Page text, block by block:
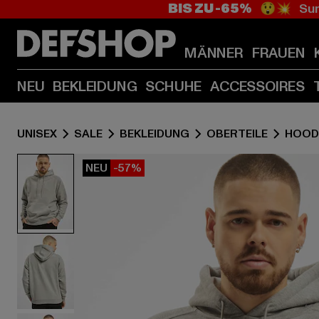
BIS ZU -65% 😲💥
MÄNNER FRAUEN
NEU BEKLEIDUNG SCHUHE ACCESSOIRES
UNISEX SALE BEKLEIDUNG OBERTEILE
NEU -57%